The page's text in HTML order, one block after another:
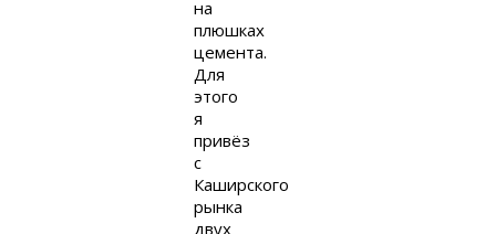
на
плюшках
цемента.
Для
этого
я
привёз
с
Каширского
рынка
двух